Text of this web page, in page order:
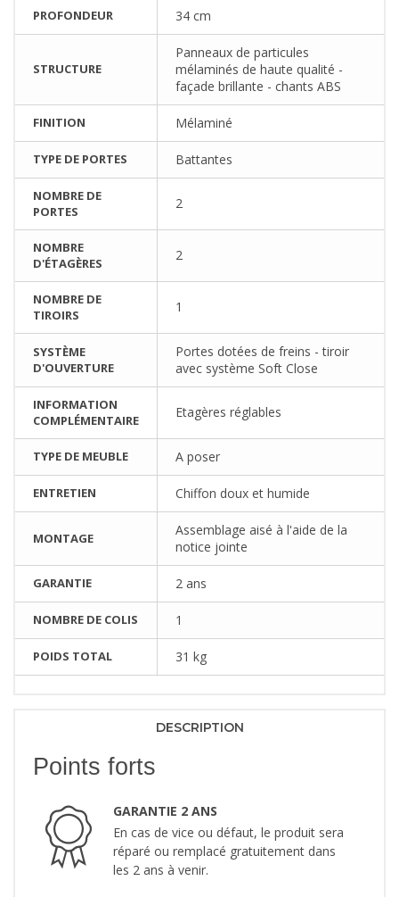
PROFONDEUR 34 cm
STRUCTURE
Panneaux de particules
mélaminés de haute qualité -
façade brillante - chants ABS
FINITION Mélaminé
TYPE DE PORTES Battantes
NOMBRE DE
PORTES
2
NOMBRE
D'ÉTAGÈRES
2
NOMBRE DE
TIROIRS
1
SYSTÈME
D'OUVERTURE
Portes dotées de freins - tiroir
avec système Soft Close
INFORMATION
COMPLÉMENTAIRE
Etagères réglables
TYPE DE MEUBLE A poser
ENTRETIEN Chiffon doux et humide
MONTAGE
Assemblage aisé à l'aide de la
notice jointe
GARANTIE 2 ans
NOMBRE DE COLIS 1
POIDS TOTAL 31 kg
DESCRIPTION
Points forts
GARANTIE 2 ANS
En cas de vice ou défaut, le produit sera
réparé ou remplacé gratuitement dans
les 2 ans à venir.